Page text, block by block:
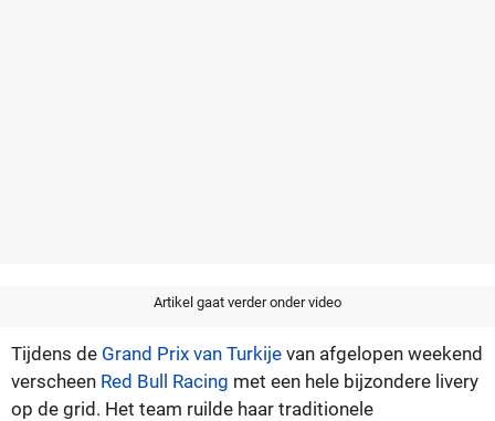
Artikel gaat verder onder video
Tijdens de Grand Prix van Turkije van afgelopen weekend
verscheen Red Bull Racing met een hele bijzondere livery
op de grid. Het team ruilde haar traditionele